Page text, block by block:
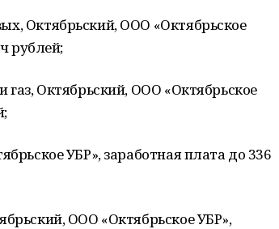
Октябрьский, ООО «Октябрьское
рублей;
Октябрьский, ООО «Октябрьское
УБР», заработная плата до 336
ООО «Октябрьское УБР»,